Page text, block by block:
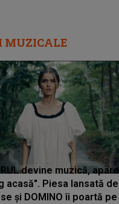
MUZICALE
devine muzică, apare
acasă". Piesa lansată de
și DOMINO îi poartă pe